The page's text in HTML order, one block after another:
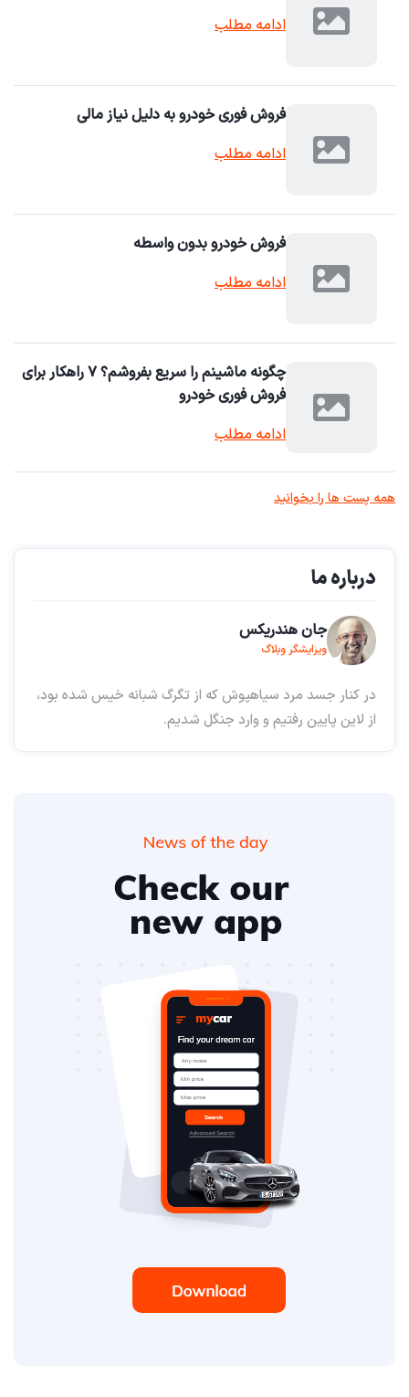
ادامه مطلب
فروش فوری خودرو به دلیل نیاز مالی
ادامه مطلب
فروش خودرو بدون واسطه
ادامه مطلب
چگونه ماشینم را سریع بفروشم؟ ۷ راهکار برای
فروش فوری خودرو
ادامه مطلب
همه پست ها را بخوانید
درباره ما
جان هندریکس
ویرایشگر وبلاگ
در کنار جسد مرد سیاهپوش که از تگرگ شبانه خیس شده بود،
از لاین پایین رفتیم و وارد جنگل شدیم.